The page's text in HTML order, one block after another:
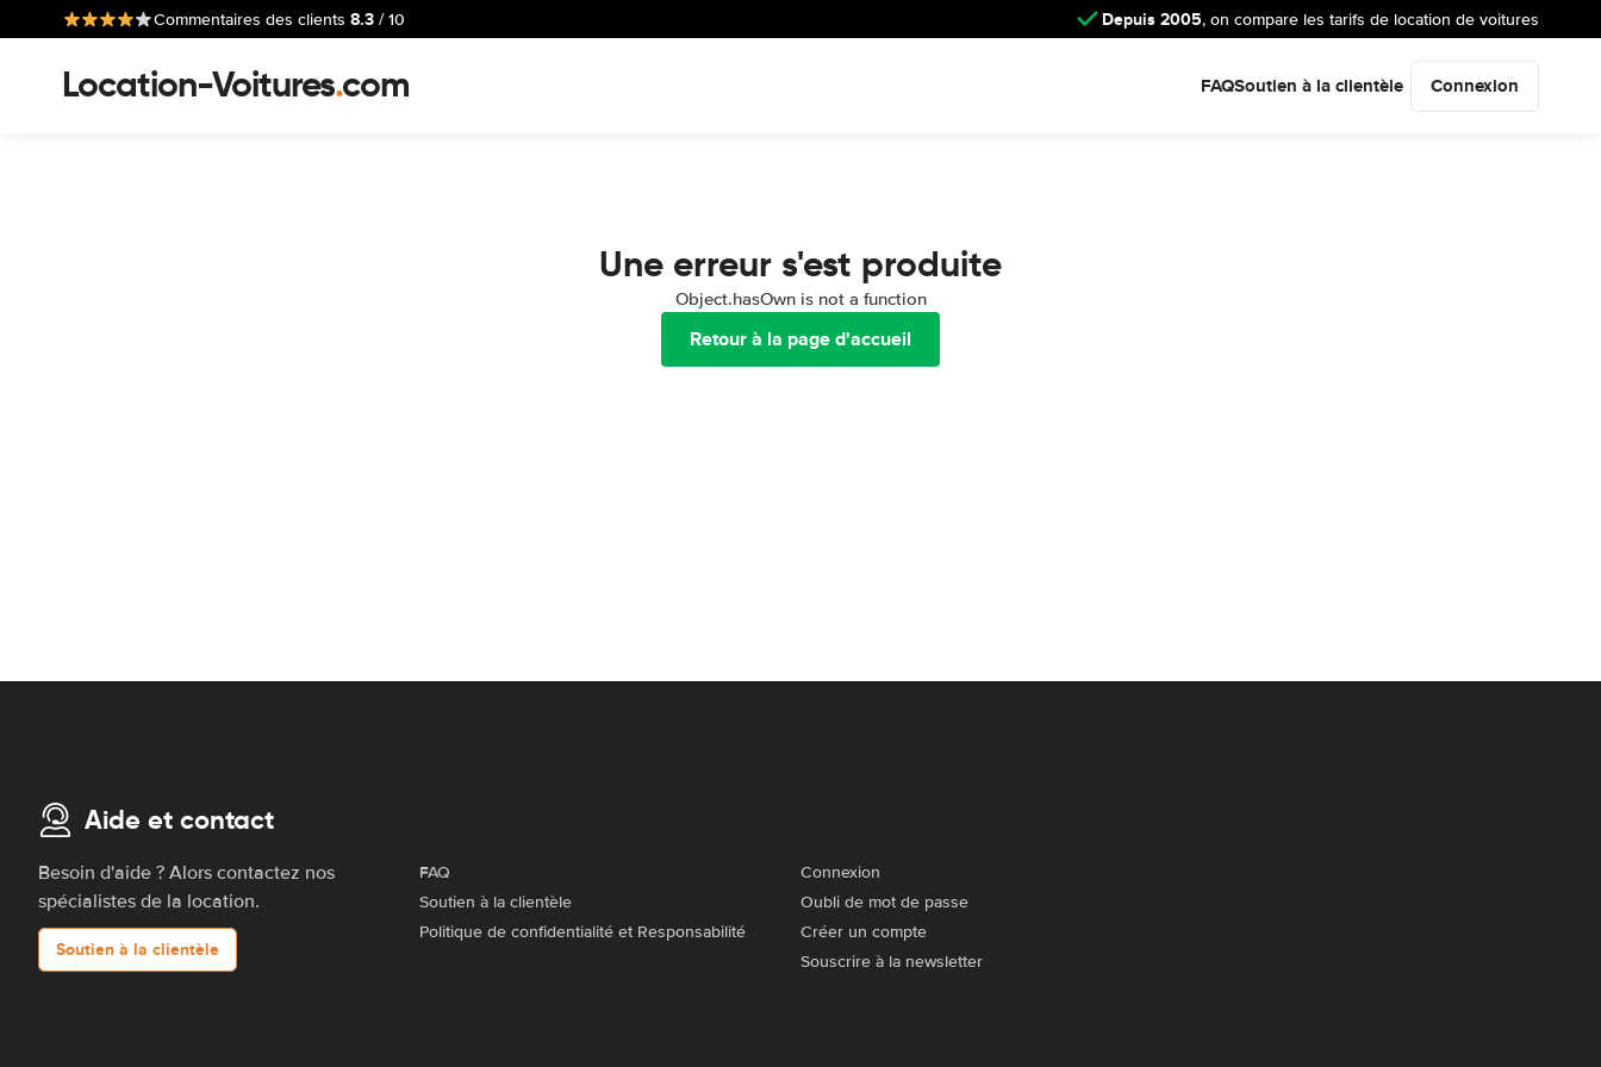
Commentaires des clients 8.3 / 10 Depuis 2005, on compare les tarifs de location de voitures
Location-Voitures.com FAQSoutien à la clientèle Connexion
Une erreur s'est produite
Object.hasOwn is not a function
Retour à la page d'accueil
Aide et contact
Besoin d'aide ? Alors contactez nos
spécialistes de la location.
Soutien à la clientèle
FAQ
Soutien à la clientèle
Politique de confidentialité et Responsabilité
Connexion
Oubli de mot de passe
Créer un compte
Souscrire à la newsletter